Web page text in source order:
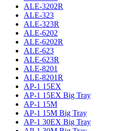
ALE-3202R
ALE-323
ALE-323R
ALE-6202
ALE-6202R
ALE-623
ALE-623R
ALE-8201
ALE-8201R
AP-1 15EX
AP-1 15EX Big Tray
AP-1 15M
AP-1 15M Big Tray
AP-1 30EX Big Tray